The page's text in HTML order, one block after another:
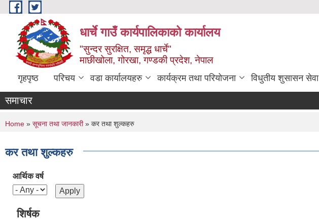
Skip to main content
धार्चे गाउँ कार्यपालिकाको कार्यालय
"सुन्दर सुरक्षित, समृद्ध धार्चे"
माछीखोला, गोरखा, गण्डकी प्रदेश, नेपाल
गृहपृष्ठ परिचय वडा कार्यालयहरु कार्यक्रम तथा परियोजना विधुतीय शुसासन सेवा
समाचार
You are here
Home » सूचना तथा जानकारी» कर तथा शुल्कहरु
कर तथा शुल्कहरु
आर्थिक वर्ष
शिर्षक